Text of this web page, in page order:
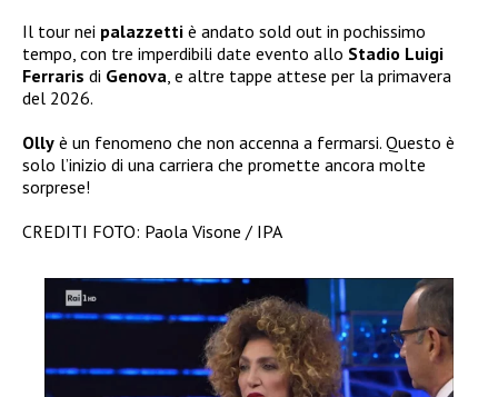
Il tour nei palazzetti è andato sold out in pochissimo
tempo, con tre imperdibili date evento allo Stadio Luigi
Ferraris di Genova, e altre tappe attese per la primavera
del 2026.
Olly è un fenomeno che non accenna a fermarsi. Questo è
solo l’inizio di una carriera che promette ancora molte
sorprese!
CREDITI FOTO: Paola Visone / IPA